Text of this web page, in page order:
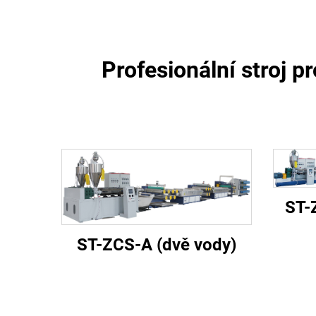
Profesionální stroj
ST-ZCS-A (dvě vody)